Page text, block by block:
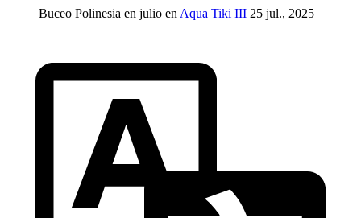
Buceo Polinesia en julio en Aqua Tiki III 25 jul., 2025